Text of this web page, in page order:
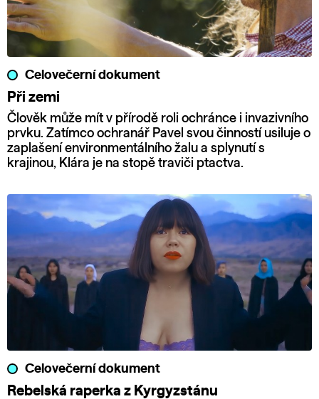
Celovečerní dokument
Při zemi
Člověk může mít v přírodě roli ochránce i invazivního
prvku. Zatímco ochranář Pavel svou činností usiluje o
zaplašení environmentálního žalu a splynutí s
krajinou, Klára je na stopě traviči ptactva.
Celovečerní dokument
Rebelská raperka z Kyrgyzstánu